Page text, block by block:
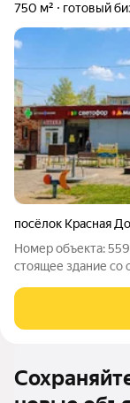
750 м² готовый
посёлок Красная
Номер объекта:
стоящее здание со
собственности 17